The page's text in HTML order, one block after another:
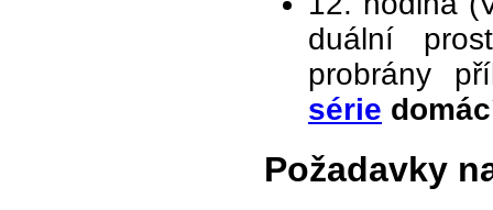
duální
probrány
série
Požadavky